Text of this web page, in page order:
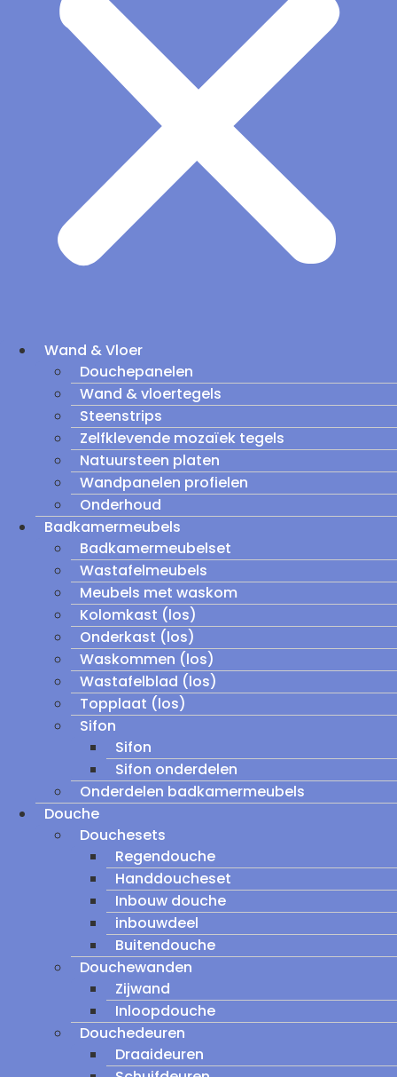
Wand & Vloer
Douchepanelen
Wand & vloertegels
Steenstrips
Zelfklevende mozaïek tegels
Natuursteen platen
Wandpanelen profielen
Onderhoud
Badkamermeubels
Badkamermeubelset
Wastafelmeubels
Meubels met waskom
Kolomkast (los)
Onderkast (los)
Waskommen (los)
Wastafelblad (los)
Topplaat (los)
Sifon
Sifon
Sifon onderdelen
Onderdelen badkamermeubels
Douche
Douchesets
Regendouche
Handdoucheset
Inbouw douche
inbouwdeel
Buitendouche
Douchewanden
Zijwand
Inloopdouche
Douchedeuren
Draaideuren